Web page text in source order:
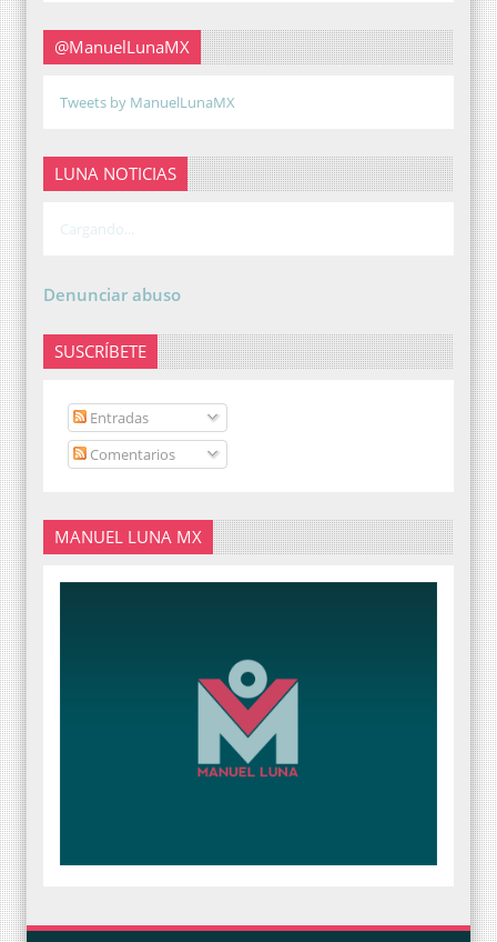
@ManuelLunaMX
Tweets by ManuelLunaMX
LUNA NOTICIAS
Cargando...
Denunciar abuso
SUSCRÍBETE
Entradas
Comentarios
MANUEL LUNA MX